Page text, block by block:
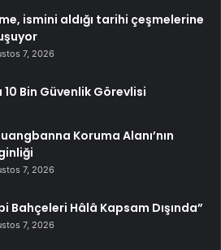
ismini aldığı tarihi çeşmelerine
7, 2026
Bin Güvenlik Görevlisi
Koruma Alanı’nın
7, 2026
Bahçeleri Hâlâ Kapsam Dışında”
7, 2026